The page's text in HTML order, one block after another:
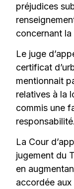
préjudices
concernant
Le juge
certificat
mentionnait
relatives à la
commis une
responsabilité.
La Cour
jugement du
en
accordée